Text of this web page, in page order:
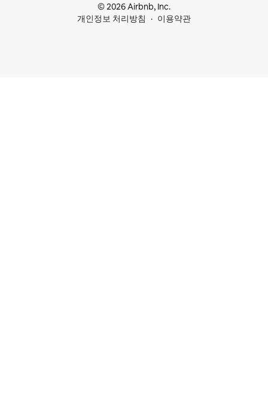
© 2026 Airbnb, Inc.
개인정보 처리방침
이용약관